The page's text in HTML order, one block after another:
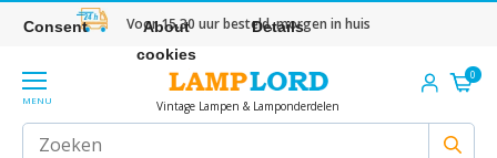
Voor 15.30 uur besteld, morgen in huis
MENU Vintage Lampen & Lamponderdelen
0
Consent
About
cookies
Details